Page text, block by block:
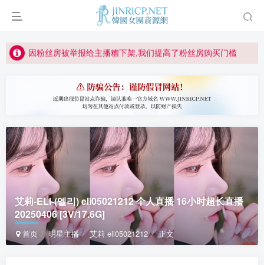
正版声明: 警惕盗版网站冒充 Jinricp.net [20260605更新]
所有ED2K链接仅支持115网盘/PikPak网盘，其它网盘均不支持
关于 PikPak 下播放视频呈现 “一条线” 的问题报告
如何获得 Jinricp.net 网站邀请码
正版声明: 警惕盗版网站冒充 Jinricp.net [20260605更新]
艾莉-ELI-(엘리) eli05021212 个人直播 16小时超长直播
20250406 [3V/17.6G]
首页 明星主播 艾莉 eli05021212 正文